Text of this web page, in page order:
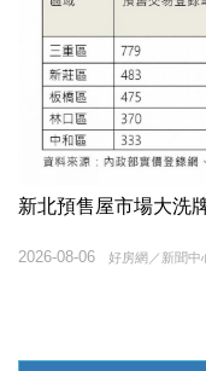
新北預售屋市場大洗
好房網／新聞中
2026-08-06